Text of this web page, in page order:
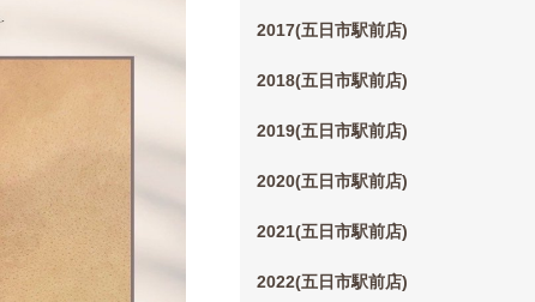
2017(五日市駅前店)
2018(五日市駅前店)
2019(五日市駅前店)
2020(五日市駅前店)
2021(五日市駅前店)
2022(五日市駅前店)